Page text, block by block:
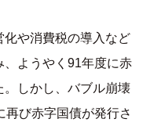
化や消費税の導入など
、ようやく91年度に赤
しかし、バブル崩壊
び赤字国債が発行さ